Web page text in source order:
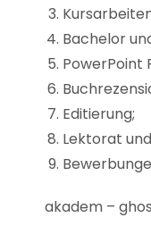
Bachelor
PowerPoint
Editierung;
Lektorat
akadem –